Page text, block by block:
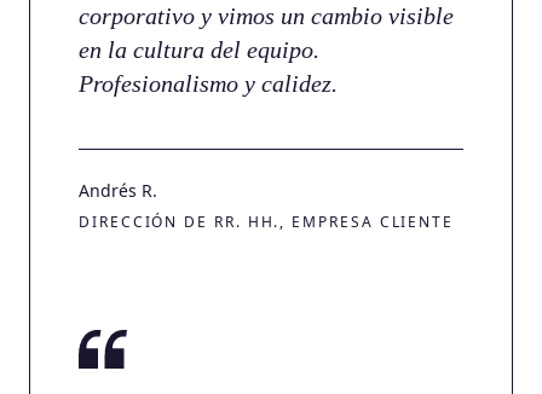
corporativo y vimos un cambio visible
en la cultura del equipo.
Profesionalismo y calidez.
Andrés R.
DIRECCIÓN DE RR. HH., EMPRESA CLIENTE